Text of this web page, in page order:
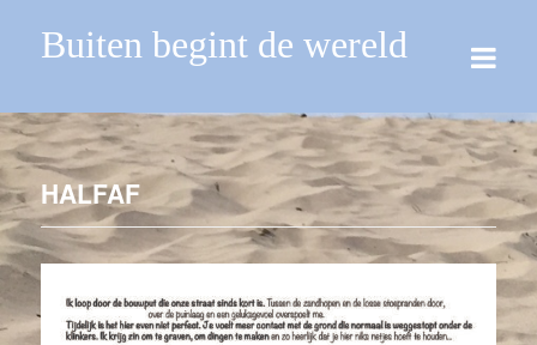
Buiten begint de wereld
HALFAF